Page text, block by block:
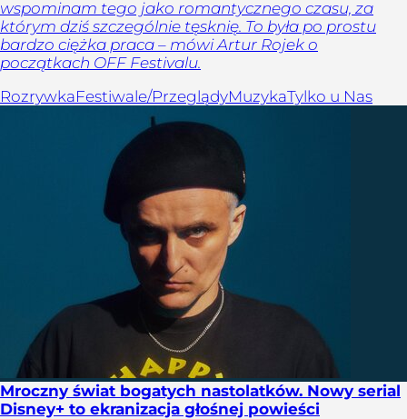
wspominam tego jako romantycznego czasu, za
którym dziś szczególnie tęsknię. To była po prostu
bardzo ciężka praca – mówi Artur Rojek o
początkach OFF Festivalu.
RozrywkaFestiwale/PrzeglądyMuzykaTylko u Nas
Mroczny świat bogatych nastolatków. Nowy serial
Disney+ to ekranizacja głośnej powieści